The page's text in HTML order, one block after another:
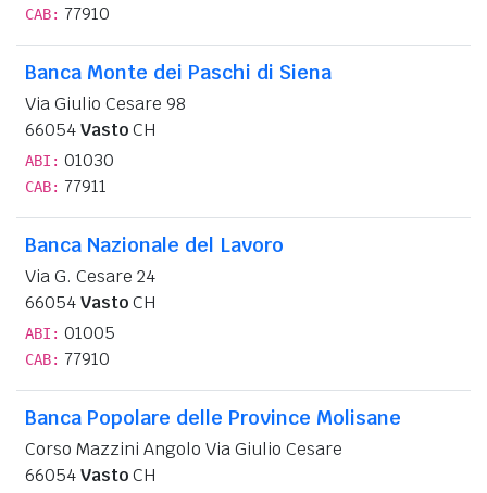
CAB: 77910
Banca Monte dei Paschi di Siena
Via Giulio Cesare 98
66054VastoCH
ABI: 01030
CAB: 77911
Banca Nazionale del Lavoro
Via G. Cesare 24
66054VastoCH
ABI: 01005
CAB: 77910
Banca Popolare delle Province Molisane
Corso Mazzini Angolo Via Giulio Cesare
66054VastoCH